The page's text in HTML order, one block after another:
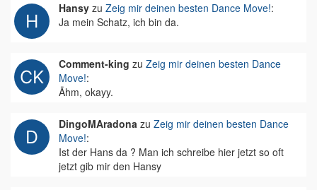
Hansy zu Zeig mir deinen besten Dance Move!:
Ja mein Schatz, ich bin da.
Comment-king zu Zeig mir deinen besten Dance
Move!:
Ähm, okayy.
DingoMAradona zu Zeig mir deinen besten Dance
Move!:
Ist der Hans da ? Man ich schreibe hier jetzt so oft
jetzt gib mir den Hansy